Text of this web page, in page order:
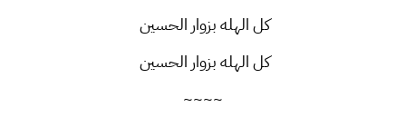
كل الهله بزوار الحسين
كل الهله بزوار الحسين
~~~~